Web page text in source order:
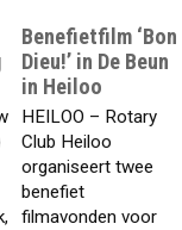
Benefietfilm ‘Bon
Dieu!’ in De Beun
in Heiloo
HEILOO – Rotary
Club Heiloo
organiseert twee
benefiet
filmavonden voor